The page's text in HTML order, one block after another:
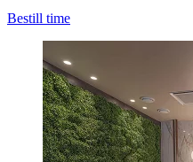
Bestill time